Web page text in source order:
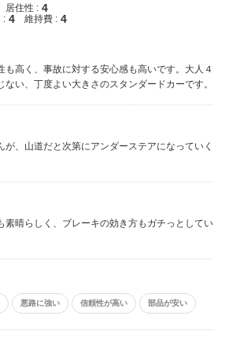
居住性 : 4
: 4 維持費 : 4
も高く、事故に対する安心感も高いです。大人４
ない、丁度よい大きさのスタンダードカーです。
が、山道だと次第にアンダーステアになっていく
素晴らしく、ブレーキの効き方もガチっとしてい
悪路に強い 信頼性が高い 部品が安い